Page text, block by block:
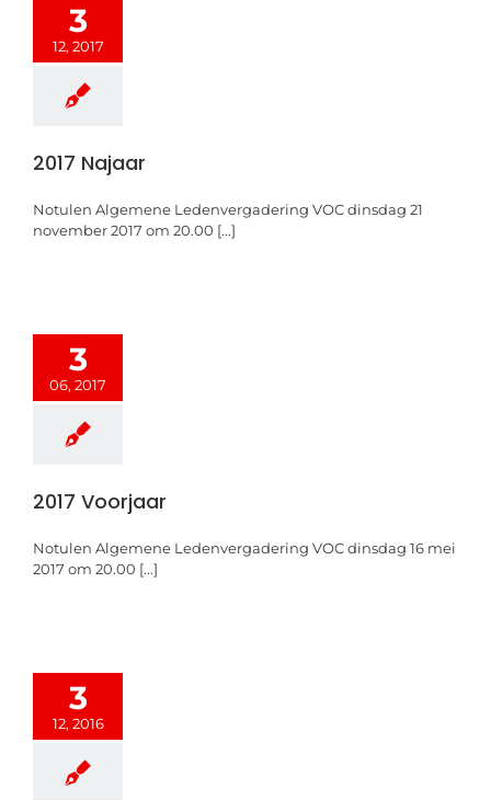
3
12, 2017
2017 Najaar
Notulen Algemene Ledenvergadering VOC dinsdag 21
november 2017 om 20.00 [...]
3
06, 2017
2017 Voorjaar
Notulen Algemene Ledenvergadering VOC dinsdag 16 mei
2017 om 20.00 [...]
3
12, 2016